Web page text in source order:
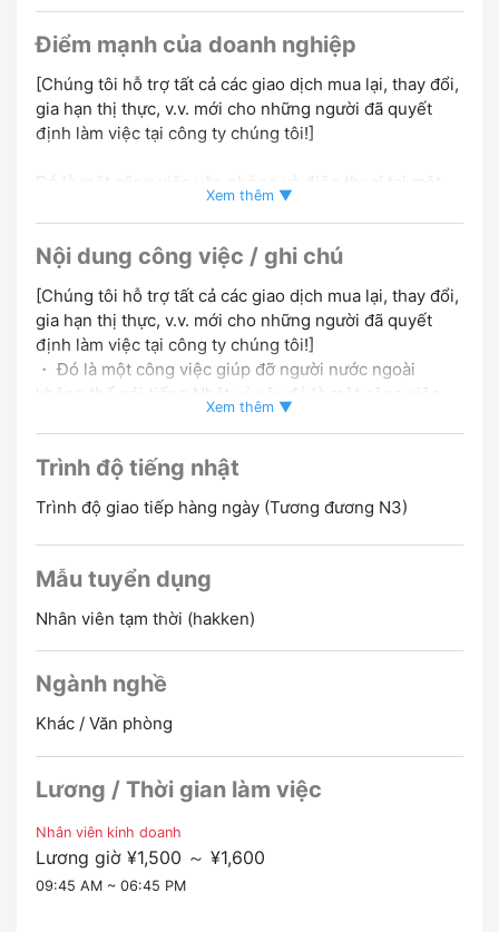
#Tuyển người nói tiếng Bồ Đào Nha
#Tuyển người nói tiếng
Tagalog
#Tuyển người nói tiếng Tây Ban Nha
Điểm mạnh của doanh nghiệp
[Chúng tôi hỗ trợ tất cả các giao dịch mua lại, thay đổi,
gia hạn thị thực, v.v. mới cho những người đã quyết
định làm việc tại công ty chúng tôi!]
Đó là một công việc văn phòng và điện thoại tại một
công ty bất động sản lớn sử dụng nhiều ngôn ngữ và
① Tiếng Anh+Tiếng Nhật
③ Hàn Quốc+Nhật
④ Tiếng Việt và tiếng Nhật
⑤ Tiếng Indonesia+Tiếng Nhật+Tiếng Anh
Chúng tôi đang tìm kiếm những người thuộc bất kỳ từ
* Ngay cả khi bạn không có chứng chỉ tiếng Nhật, bạn
có thể nộp đơn nếu bạn “tương đương N3 hoặc cao
Lương theo giờ: 1,500 yên
Chi phí vận chuyển: Về cơ bản, thanh toán đầy đủ phí
đi lại (có quy định)
Giờ: 10:00-19:00 1 giờ nghỉ 8 giờ làm việc thực tế
Làm thêm giờ: hầu như không
Khác: Không gian phòng ăn có sẵn
Sau khi lắng nghe mong muốn của khách hàng, chúng
mong muốn của họ. Cuối cùng, nó là một doanh
nghiệp nơi các hợp đồng được thực hiện.
Thông tin tương thích được nhập vào máy tính bằng
Xem thêm ▼
Nội dung công việc / ghi chú
[Chúng tôi hỗ trợ tất cả các giao dịch mua lại, thay đổi,
gia hạn thị thực, v.v. mới cho những người đã quyết
định làm việc tại công ty chúng tôi!]
・ Đó là một công việc giúp đỡ người nước ngoài
không thể nói tiếng Nhật, vì vậy đó là một công việc
mà mọi người đánh giá cao.
động kinh doanh lần này, bây giờ là cơ hội để có được
・ Mọi người từ nhiều quốc gia đang làm việc, vì vậy
đây là một nơi thoải mái cho người nước ngoài làm
việc!
・ Ngay cả khi bạn không có chứng chỉ tiếng Nhật, bạn
có thể đăng ký nếu bạn “tương đương N3 trở lên”!
người Hàn Quốc
Tiếng Việt
Tiếng Indonesia
Xem thêm ▼
Trình độ tiếng nhật
Trình độ giao tiếp hàng ngày (Tương đương N3)
Mẫu tuyển dụng
Nhân viên tạm thời (hakken)
Ngành nghề
Khác / Văn phòng
Lương / Thời gian làm việc
Nhân viên kinh doanh
Lương giờ ¥1,500 ～ ¥1,600
09:45 AM ~ 06:45 PM